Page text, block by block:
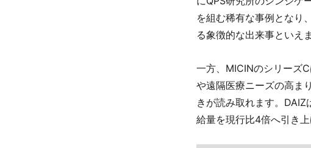
を組む稀有な事例となり
る象徴的な出来事といえま
一方、MICINのシリーズ
や遠隔医療ニーズの高ま
きが読み取れます。
給量を現行比4倍へ引き上